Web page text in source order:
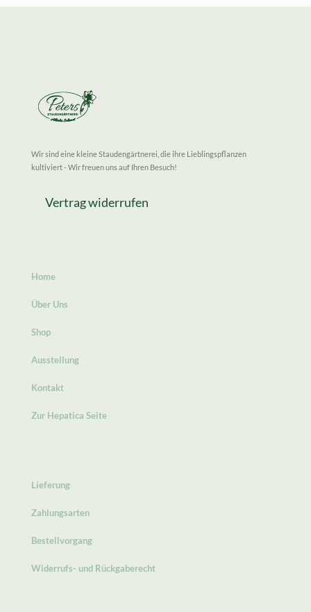
Wir sind eine kleine Staudengärtnerei, die ihre Lieblingspflanzen
kultiviert - Wir freuen uns auf Ihren Besuch!
Vertrag widerrufen
Home
Über Uns
Shop
Ausstellung
Kontakt
Zur Hepatica Seite
Lieferung
Zahlungsarten
Bestellvorgang
Widerrufs- und Rückgaberecht